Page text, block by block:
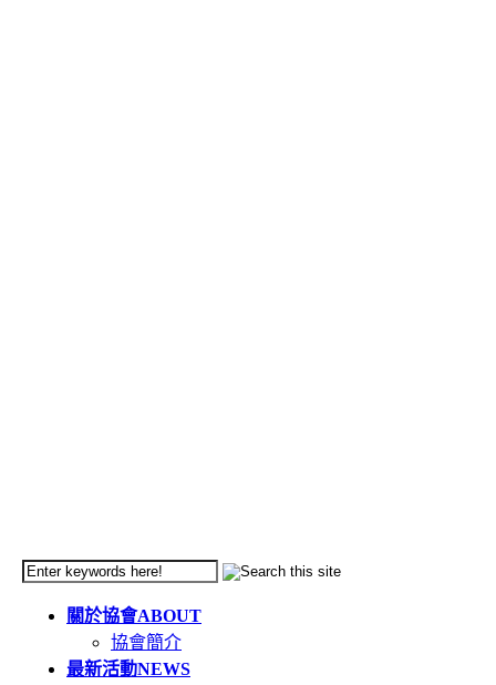
關於協會ABOUT
協會簡介
最新活動NEWS